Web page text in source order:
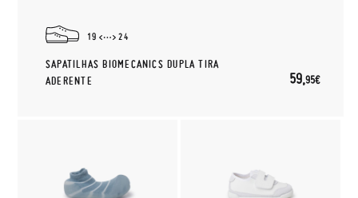
19 24
SAPATILHAS BIOMECANICS DUPLA TIRA
ADERENTE
59,95€